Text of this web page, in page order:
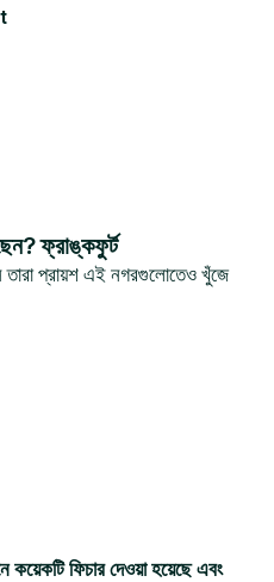
ফ্রাঙ্কফুর্ট
তারা প্রায়শ এই নগরগুলোতেও খুঁজে
ফিচার দেওয়া হয়েছে এবং